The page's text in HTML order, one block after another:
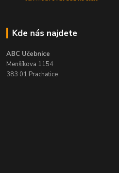
Kde nás najdete
ABC Učebnice
Menšíkova 1154
383 01 Prachatice